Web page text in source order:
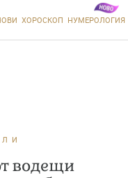
ХОРОСКОП НУМЕРОЛОГИЯ
водещи